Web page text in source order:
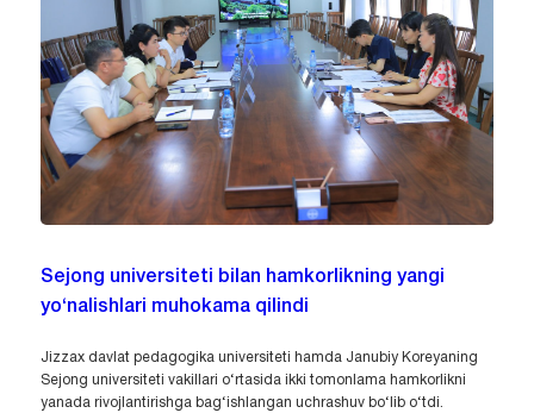
Sejong universiteti bilan hamkorlikning yangi
yo‘nalishlari muhokama qilindi
Jizzax davlat pedagogika universiteti hamda Janubiy Koreyaning
Sejong universiteti vakillari o‘rtasida ikki tomonlama hamkorlikni
yanada rivojlantirishga bag‘ishlangan uchrashuv bo‘lib o‘tdi.